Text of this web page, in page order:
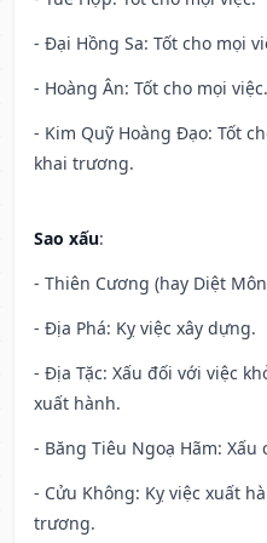
- Đại Hồng Sa: Tốt cho mọi
- Hoàng Ân: Tốt cho mọi việc.
- Kim Quỹ Hoàng Đạo: Tốt
khai trương.
Sao xấu:
- Thiên Cương (hay Diệt
- Địa Phá: Kỵ việc xây dựng.
- Địa Tặc: Xấu đối với việc
xuất hành.
- Băng Tiêu Ngoạ Hãm: Xấu
- Cửu Không: Kỵ việc xuất
trương.